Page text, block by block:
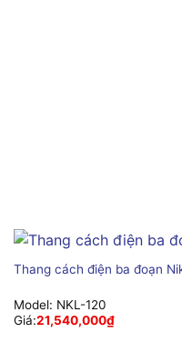
Thang cách điện ba đoạn
Model: NKL-120
Giá:21,540,000₫